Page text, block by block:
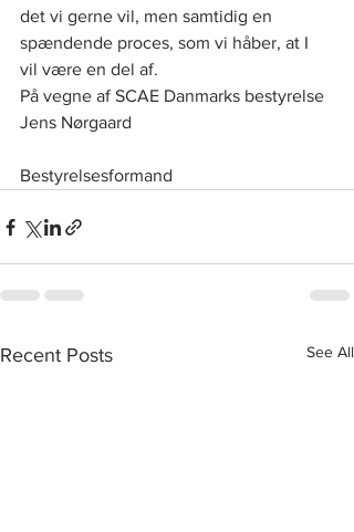
det vi gerne vil, men samtidig en
spændende proces, som vi håber, at I
vil være en del af.
På vegne af SCAE Danmarks bestyrelse
Jens Nørgaard
Bestyrelsesformand
Recent Posts See All